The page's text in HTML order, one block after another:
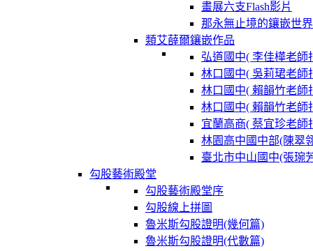
畫展六支Flash影片
那永無止境的鑲嵌世界
類艾薛爾鑲嵌作品
弘道國中( 李佳樺老師
林口國中( 吳莉珺老師
林口國中( 賴韻竹老師
林口國中( 賴韻竹老師
宜蘭高商( 蔡宜珍老師
林園高中國中部(陳翠
臺北市中山國中(張琬
勾股藝術殿堂
勾股藝術殿堂序
勾股線上拼圖
魯米斯勾股證明(幾何篇)
魯米斯勾股證明(代數篇)